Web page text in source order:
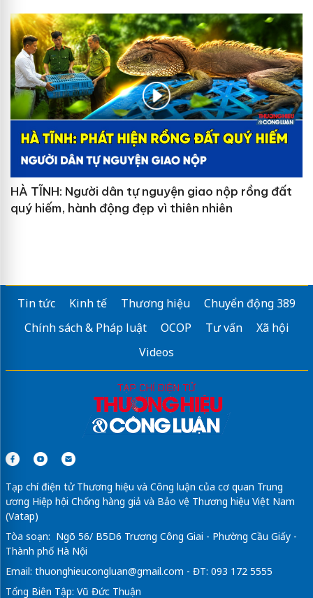
HÀ TĨNH: Người dân tự nguyện giao nộp rồng đất
quý hiếm, hành động đẹp vì thiên nhiên
Tin tức Kinh tế Thương hiệu
Chuyển động 389
Chính sách & Pháp luật
OCOP Tư vấn
Xã hội
Videos
Tạp chí điện tử Thương hiệu và Công luận của cơ quan Trung
ương Hiệp hội Chống hàng giả và Bảo vệ Thương hiệu Việt Nam
(Vatap)
Tòa soạn: Ngõ 56/ B5D6 Trương Công Giai - Phường Cầu Giấy -
Thành phố Hà Nội
Email: thuonghieucongluan@gmail.com - ĐT: 093 172 5555
Tổng Biên Tập: Vũ Đức Thuận